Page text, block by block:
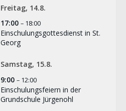
Birkenhof-Tannenbaum-
02/12/2019
Freitag, 14.8.
17:00 – 18:00
Einschulungsgottesdienst in St.
Georg
Samstag, 15.8.
9:00 – 12:00
Einschulungsfeiern in der
Grundschule Jürgenohl